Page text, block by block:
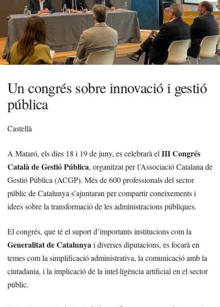
Un congrés sobre innovació i gestió
pública
Castellà
A Mataró, els dies 18 i 19 de juny, es celebrarà el III Congrés
Català de Gestió Pública, organitzat per l’Associació Catalana de
Gestió Pública (ACGP). Més de 600 professionals del sector
públic de Catalunya s’ajuntaran per compartir coneixements i
idees sobre la transformació de les administracions públiques.
El congrés, que té el suport d’importants institucions com la
Generalitat de Catalunyai diverses diputacions, es focarà en
temes com la simplificació administrativa, la comunicació amb la
ciutadania, i la implicació de la intel·ligència artificial en el sector
públic.